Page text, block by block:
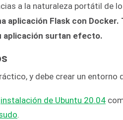
a la naturaleza portátil de
aplicación Flask con
aplicación surtan efecto.
y debe crear un entorno
instalación de Ubuntu 20.04